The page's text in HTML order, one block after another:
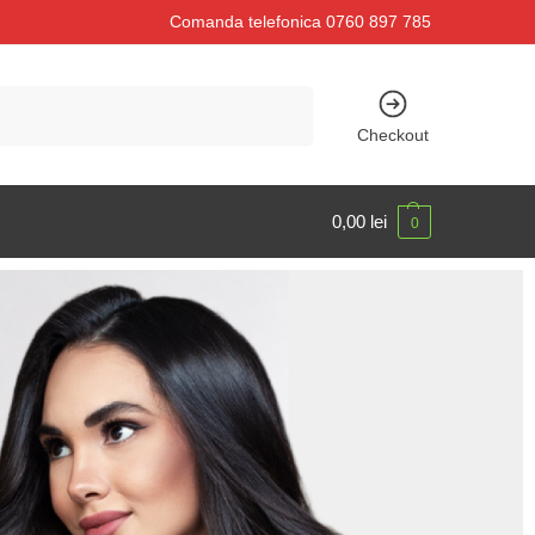
Comanda telefonica 0760 897 785
Checkout
0,00 lei 0